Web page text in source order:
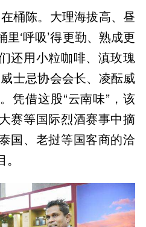
桶陈。大理海拔高、昼
‘呼吸’得更勤、熟成更
还用小粒咖啡、滇玫瑰
士忌协会会长、凌酝威
凭借这股“云南味”，该
赛等国际烈酒赛事中摘
国、老挝等国客商的洽